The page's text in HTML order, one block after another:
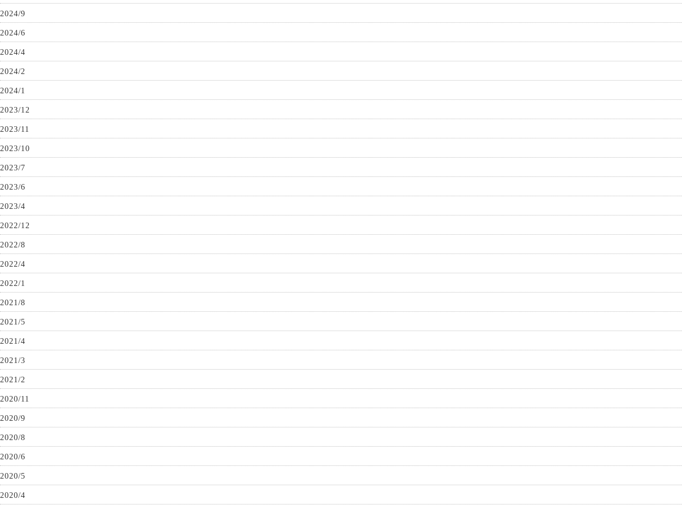
2024/9
2024/6
2024/4
2024/2
2024/1
2023/12
2023/11
2023/10
2023/7
2023/6
2023/4
2022/12
2022/8
2022/4
2022/1
2021/8
2021/5
2021/4
2021/3
2021/2
2020/11
2020/9
2020/8
2020/6
2020/5
2020/4